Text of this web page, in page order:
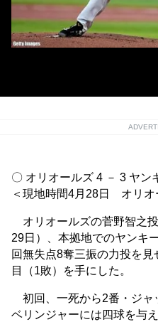
〇 オリオールズ 4 － 3 ヤン
＜現地時間4月28日 オリオ
オリオールズの菅野智之
29日）、本拠地でのヤンキ
回無失点8奪三振の力投を
目（1敗）を手にした。
初回、一死から2番・ジャ
ベリンジャーには四球を与